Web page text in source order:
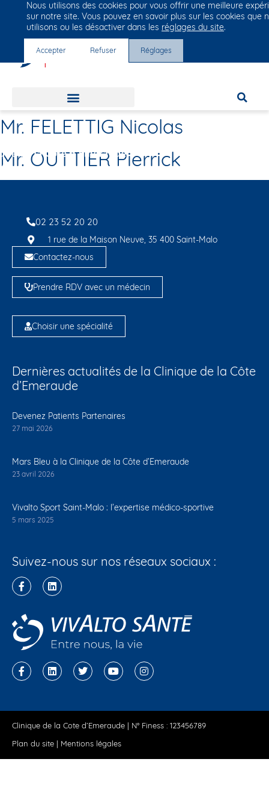
Groupe Vivalto Santé
Entre nous, la vie
Mr. FELETTIG Nicolas
Mr. OUTTIER Pierrick
02 23 52 20 20
1 rue de la Maison Neuve, 35 400 Saint-Malo
Contactez-nous
Prendre RDV avec un médecin
Choisir une spécialité
Dernières actualités de la Clinique de la Côte
d’Emeraude
Devenez Patients Partenaires
27 mai 2026
Mars Bleu à la Clinique de la Côte d’Emeraude
23 avril 2026
Vivalto Sport Saint-Malo : l’expertise médico-sportive
5 mars 2025
Suivez-nous sur nos réseaux sociaux :
Clinique de la Cote d’Emeraude | N° Finess : 123456789
Plan du site | Mentions légales
Nous utilisons des cookies pour vous offrir une meilleure
sur notre site. Vous pouvez en savoir plus sur les cookies que
utilisons ou les désactiver dans les réglages du site.
Accepter Refuser Réglages